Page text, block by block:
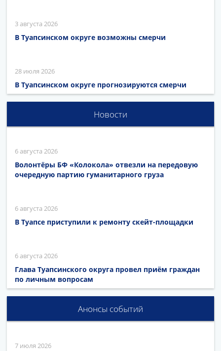
3 августа 2026
В Туапсинском округе возможны смерчи
28 июля 2026
В Туапсинском округе прогнозируются смерчи
Новости
6 августа 2026
Волонтёры БФ «Колокола» отвезли на передовую
очередную партию гуманитарного груза
6 августа 2026
В Туапсе приступили к ремонту скейт-площадки
6 августа 2026
Глава Туапсинского округа провел приём граждан
по личным вопросам
Анонсы событий
7 июля 2026